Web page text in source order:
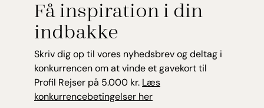
Få inspiration i din
indbakke
Skriv dig op til vores nyhedsbrev og deltag i
konkurrencen om at vinde et gavekort til
Profil Rejser på 5.000 kr. Læs
konkurrencebetingelser her